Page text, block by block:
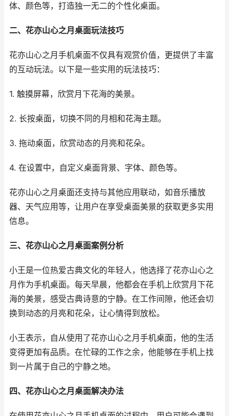
体、颜色等，打造独一无二的个性化桌面。
二、花亦山心之月桌面玩法技巧
花亦山心之月手机桌面不仅具有观赏价值，更提供了丰富
的互动玩法。以下是一些实用的玩法技巧：
1. 触摸屏幕，欣赏月下花海的美景。
2. 长按桌面，切换不同的月相和花海主题。
3. 拖动桌面，欣赏动态的月亮和花朵。
4. 在设置中，自定义桌面背景、字体、颜色等。
花亦山心之月桌面还支持与其他应用联动，如音乐播放
器、天气应用等，让用户在享受桌面美景的获取更多实用
信息。
三、花亦山心之月桌面案例分析
小王是一位热爱古典文化的年轻人，他选择了花亦山心之
月作为手机桌面。每天早晨，他都会在手机上欣赏月下花
海的美景，感受古典诗意的宁静。在工作间隙，他还会切
换到动态的月亮和花朵，让心情得到放松。
小王表示，自从使用了花亦山心之月手机桌面，他的生活
变得更加有品质。在忙碌的工作之余，他能够在手机上找
到一片属于自己的宁静之地。
四、花亦山心之月桌面解决办法